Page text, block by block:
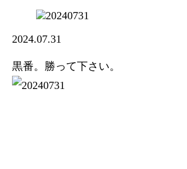
2024.07.31
黒番。勝って下さい。